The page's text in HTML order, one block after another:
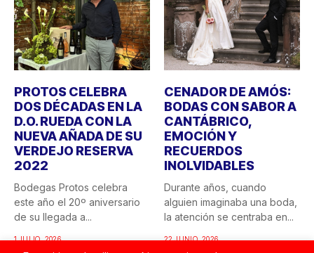
PROTOS CELEBRA
DOS DÉCADAS EN LA
D.O. RUEDA CON LA
NUEVA AÑADA DE SU
VERDEJO RESERVA
2022
Bodegas Protos celebra
este año el 20º aniversario
de su llegada a...
1 JULIO, 2026
CENADOR DE AMÓS:
BODAS CON SABOR A
CANTÁBRICO,
EMOCIÓN Y
RECUERDOS
INOLVIDABLES
Durante años, cuando
alguien imaginaba una boda,
la atención se centraba en...
22 JUNIO, 2026